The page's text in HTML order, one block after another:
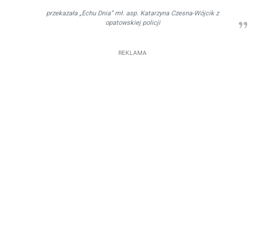
przekazała „Echu Dnia” mł. asp. Katarzyna Czesna-Wójcik z
opatowskiej policji
REKLAMA